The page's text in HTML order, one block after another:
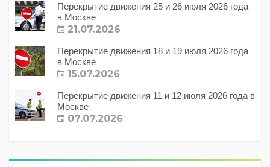
Перекрытие движения 25 и 26 июля 2026 года
в Москве
21.07.2026
Перекрытие движения 18 и 19 июля 2026 года
в Москве
15.07.2026
Перекрытие движения 11 и 12 июля 2026 года в
Москве
07.07.2026